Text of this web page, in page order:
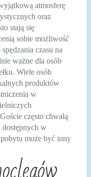
atmosferę
oraz
stają się
sobie możliwość
czasu na
ważne dla osób
Wiele osób
produktów
w
często chwalą
dostępnych w
może być inny